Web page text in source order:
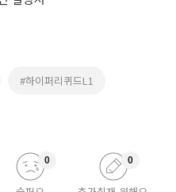
#하이퍼리퀴드L1
0 0